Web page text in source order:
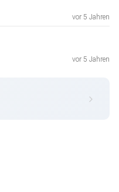
vor 5 Jahren
vor 5 Jahren